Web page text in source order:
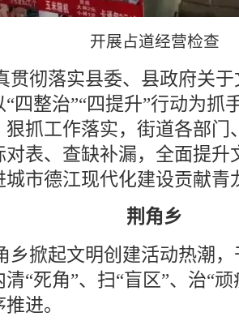
开展占道经营检查
贯彻落实县委、县政府关
四整治”“四提升”行动为抓
狠抓工作落实，街道各部门
对表、查缺补漏，全面提升
城市德江现代化建设贡献青
荆角乡
乡掀起文明创建活动热潮
“死角”、扫“盲区”、治“
进。